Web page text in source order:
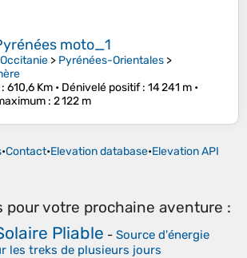
moto_1
Occitanie > Pyrénées-Orientales >
: 610,6 Km • Dénivelé positif: 14 241 m •
: 2 122 m
•Contact•Elevation database•Elevation API
pour votre prochaine aventure :
Pliable - Source d'énergie
les treks de plusieurs jours